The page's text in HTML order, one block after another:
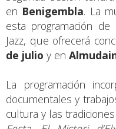
en Benigembla. La
esta programación
Jazz, que ofrecerá
de julio y en
La programación
documentales y
cultura y las